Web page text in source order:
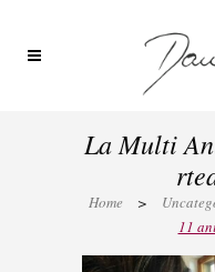
La Multi
Home >
11